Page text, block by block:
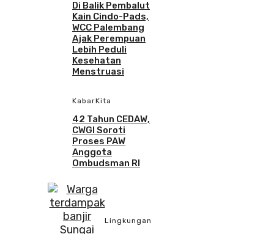
Di Balik Pembalut
Kain Cindo-Pads,
WCC Palembang
Ajak Perempuan
Lebih Peduli
Kesehatan
Menstruasi
KabarKita
42 Tahun CEDAW,
CWGI Soroti
Proses PAW
Anggota
Ombudsman RI
Lingkungan